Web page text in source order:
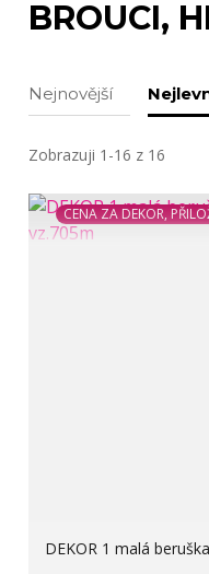
BROUCI,
Nejnovější
Zobrazuji 1-16 z 16
CENA ZA DEKOR,
DEKOR 1 malá